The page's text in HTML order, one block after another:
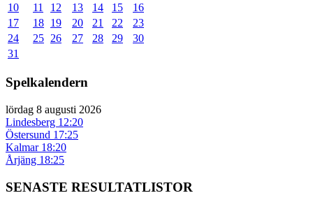
10
11 12 13 14 15
16
17
18 19 20 21 22
23
24
25 26 27 28 29
30
31
Spelkalendern
lördag 8 augusti 2026
Lindesberg 12:20
Östersund 17:25
Kalmar 18:20
Årjäng 18:25
SENASTE RESULTATLISTOR